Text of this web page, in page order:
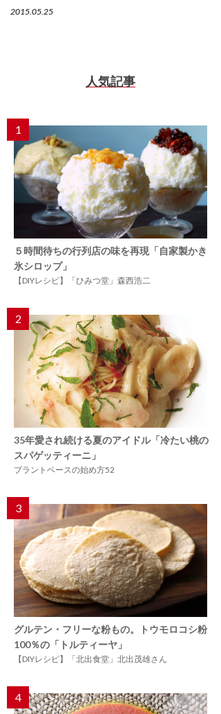
2015.05.25
人気記事
1
５時間待ちの行列店の味を再現「自家製かき
氷シロップ」
【DIYレシピ】「ひみつ堂」森西浩二
2
35年愛され続ける夏のアイドル「冷たい桃の
スパゲッティーニ」
プラントベースの始め方52
3
グルテン・フリーな粉もの。トウモロコシ粉
100％の「トルティーヤ」
【DIYレシピ】「北出食堂」北出茂雄さん
4